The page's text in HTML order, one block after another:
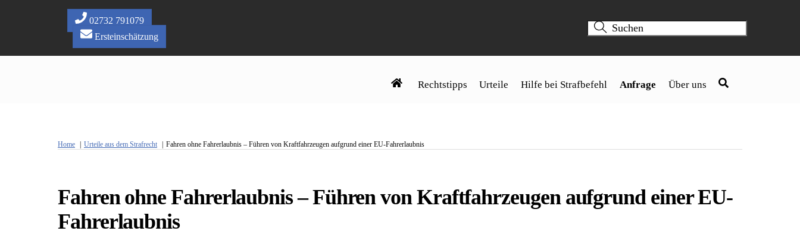
02732 791079
Ersteinschätzung
Rechtstipps Urteile Hilfe bei Strafbefehl Anfrage Über uns
Home Urteile aus dem Strafrecht Fahren ohne Fahrerlaubnis – Führen von Kraftfahrzeugen aufgrund einer EU-Fahrerlaubnis
Fahren ohne Fahrerlaubnis – Führen von Kraftfahrzeugen aufgrund einer EU-
Fahrerlaubnis